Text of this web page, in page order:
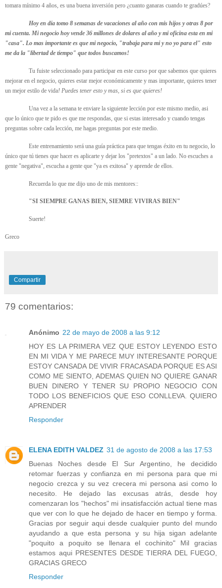
tomara mínimo 4 años, es una buena inversión pero ¿cuanto ganaras cuando te gradúes?
Hoy en día tomo 8 semanas de vacaciones al año con mis hijos y otras 8 por
mi cuenta. Mi negocio hoy vende 36 millones de dolares al año y mi oficina esta en mi
"casa". Lo mas importante es que mi negocio, "trabaja para mi y no yo para el" esto
me da la "libertad de tiempo" que todos buscamos!
Tu fuiste seleccionado para participar en este curso por que sabemos que quieres
mejorar en el negocio, quieres estar mejor económicamente y mas importante, quieres tener
un mejor estilo de vida! Puedes tener esto y mas, si es que quieres!
Una vez a la semana te enviare la siguiente lección por este mismo medio, asi
que lo único que te pido es que me respondas, que si estas interesado y cuando tengas
preguntas sobre cada lección, me hagas preguntas por este medio.
Este entrenamiento será una guía práctica para que tengas éxito en tu negocio, lo
único que tú tienes que hacer es aplicarte y dejar los "pretextos" a un lado. No escuches a
gente "negativa", escucha a gente que "ya es exitosa" y aprende de ellos.
Recuerda lo que me dijo uno de mis mentores::
"SI SIEMPRE GANAS BIEN, SIEMRE VIVIRAS BIEN"
Suerte!
Greco
Compartir
79 comentarios:
Anónimo 22 de mayo de 2008 a las 9:12
HOY ES LA PRIMERA VEZ QUE ESTOY LEYENDO ESTO
EN MI VIDA Y ME PARECE MUY INTERESANTE PORQUE
ESTOY CANSADA DE VIVIR FRACASADA PORQUE ES ASI
COMO ME SIENTO, ADEMAS QUIEN NO QUIERE GANAR
BUEN DINERO Y TENER SU PROPIO NEGOCIO CON
TODO LOS BENEFICIOS QUE ESO CONLLEVA. QUIERO
APRENDER
Responder
ELENA EDITH VALDEZ 31 de agosto de 2008 a las 17:53
Buenas Noches desde El Sur Argentino, he decidido
retomar fuerzas y confianza en mi persona para que mi
negocio crezca y su vez crecera mi persona asi como lo
necesito. He dejado las excusas atrás, desde hoy
comenzaran los "hechos" mi insatisfacción actual tiene mas
que ver con lo que he dejado de hacer en tiempo y forma.
Gracias por seguir aqui desde cualquier punto del mundo
ayudando a que esta persona y su hija sigan adelante
"poquito a poquito se llenara el cochinito" Mil gracias
estamos aqui PRESENTES DESDE TIERRA DEL FUEGO,
GRACIAS GRECO
Responder